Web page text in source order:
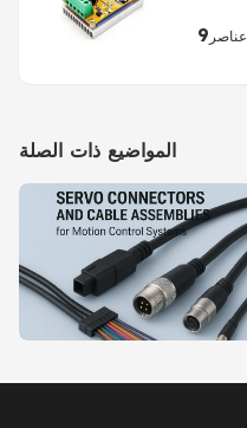
9 عناصر
المواضيع ذات الصلة